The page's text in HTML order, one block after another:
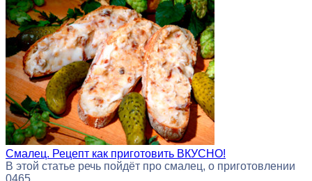
Смалец. Рецепт как приготовить ВКУСНО!
В этой статье речь пойдёт про смалец, о приготовлении
0465